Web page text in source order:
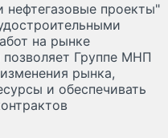
проекты"
на рынке
позволяет Группе МНП
рынка,
и обеспечивать